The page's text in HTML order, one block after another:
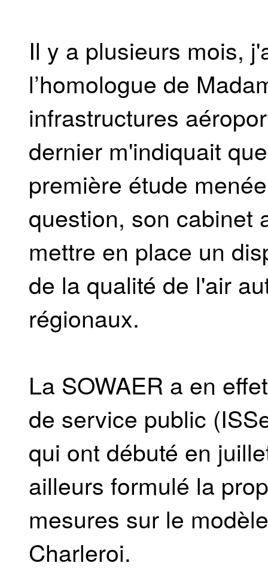
Il y a plusieurs mois,
l’homologue de
infrastructures
dernier m'indiquait
première étude
question, son cabinet
mettre en place un
de la qualité de l'air
régionaux.
La SOWAER a en
de service public
qui ont débuté en
ailleurs formulé la
mesures sur le
Charleroi.